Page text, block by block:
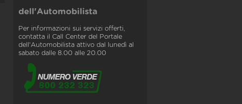
dell'Automobilista
Per informazioni sui servizi offerti,
contatta il Call Center del Portale
dell'Automobilista attivo dal lunedì al
sabato dalle 8.00 alle 20.00